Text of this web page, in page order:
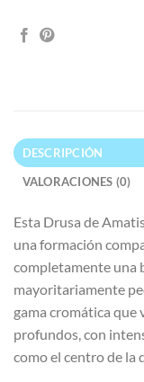
DESCRIPCIÓN
VALORACIONES (0)
Esta Drusa de
una formación
completamente una
mayoritariamente
gama cromática que
profundos, con
como el centro de la